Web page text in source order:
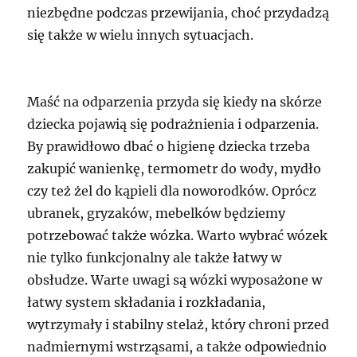
niezbędne podczas przewijania, choć przydadzą
się także w wielu innych sytuacjach.
Maść na odparzenia przyda się kiedy na skórze
dziecka pojawią się podrażnienia i odparzenia.
By prawidłowo dbać o higienę dziecka trzeba
zakupić wanienkę, termometr do wody, mydło
czy też żel do kąpieli dla noworodków. Oprócz
ubranek, gryzaków, mebelków będziemy
potrzebować także wózka. Warto wybrać wózek
nie tylko funkcjonalny ale także łatwy w
obsłudze. Warte uwagi są wózki wyposażone w
łatwy system składania i rozkładania,
wytrzymały i stabilny stelaż, który chroni przed
nadmiernymi wstrząsami, a także odpowiednio